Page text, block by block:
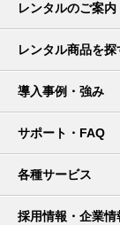
レンタルのご案内
レンタル商品を探
導入事例・強み
サポート・FAQ
各種サービス
採用情報・企業情